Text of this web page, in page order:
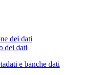
dei dati
dei dati
e banche dati